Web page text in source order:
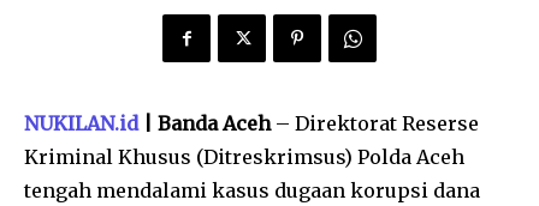
NUKILAN.id| Banda Aceh– Direktorat Reserse
Kriminal Khusus (Ditreskrimsus) Polda Aceh
tengah mendalami kasus dugaan korupsi dana